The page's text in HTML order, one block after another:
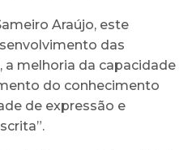
Araújo, este
das
a melhoria da capacidade
do conhecimento
de expressão e